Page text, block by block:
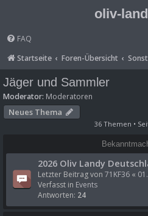
oliv-
FAQ
Startseite
Foren-Übersicht
Jäger und Sammler
Moderator: Moderatoren
Neues Thema
36 Themen •
2026 Oliv Landy
Letzter Beitrag von 71KF36 «
Verfasst in Events
Antworten: 24